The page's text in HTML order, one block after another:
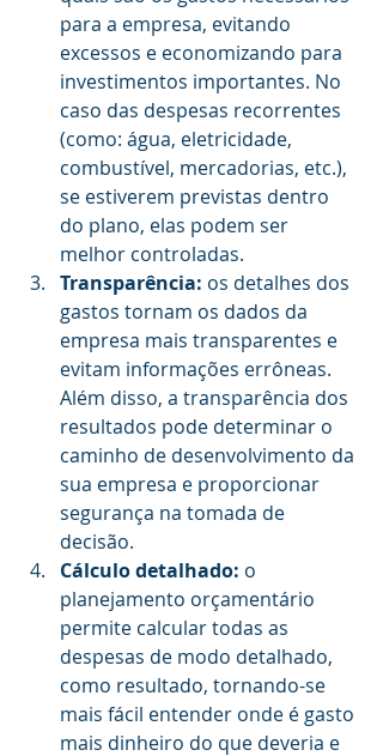
para a empresa, evitando
excessos e economizando para
investimentos importantes. No
caso das despesas recorrentes
(como: água, eletricidade,
combustível, mercadorias, etc.),
se estiverem previstas dentro
do plano, elas podem ser
melhor controladas.
Transparência: os detalhes dos
gastos tornam os dados da
empresa mais transparentes e
evitam informações errôneas.
Além disso, a transparência dos
resultados pode determinar o
caminho de desenvolvimento da
sua empresa e proporcionar
segurança na tomada de
decisão.
Cálculo detalhado: o
planejamento orçamentário
permite calcular todas as
despesas de modo detalhado,
como resultado, tornando-se
mais fácil entender onde é gasto
mais dinheiro do que deveria e